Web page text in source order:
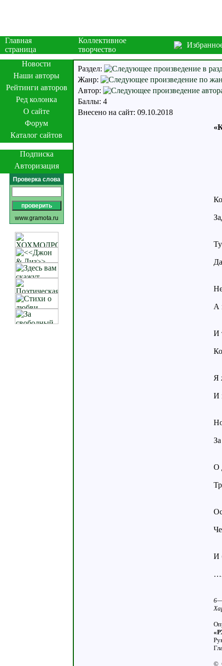
Главная
страница
Коллективное
творчество
Новости
Наши авторы
Рейтинги авторов
Ред колонка
О сайте
Форум
Каталог сайтов
Подписка
Авторизация
Проверка слова
www.gramota.ru
Раздел:
Жанр:
Автор:
Баллы: 4
Внесено на сайт: 09.10.2018
А
И
Я
И
О
И
©